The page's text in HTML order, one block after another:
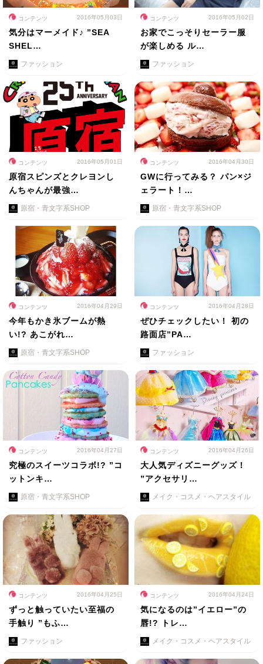
コンテンツ 2016年05月03日
気分はマーメイド♪ ”SEA
SHEL…
ファッション
コンテンツ 2016年05月02日
お家でこっそりセーラー服
が楽しめる ル…
ファッション
コンテンツ 2016年05月01日
原宿スピンズとクレヨンし
んちゃんが最強…
原宿・青文字系SHOP
コンテンツ 2016年04月30日
GWに行ってみる？ パン×ジ
ェラート！…
原宿・青文字系SHOP
コンテンツ 2016年04月29日
今年もかき氷ブームが熱
い!? あこがれ…
原宿・青文字系SHOP
コンテンツ 2016年04月28日
ぜひチェックしたい！ 初の
路面店”PA…
ファッション
コンテンツ 2016年04月27日
究極のスイーツコラボ!? ”コ
ットンキ…
原宿・青文字系SHOP
コンテンツ 2016年04月26日
大人気ディズニーグッズ！
”アクセサリ…
メイク・コスメ・ヘアスタイル
コンテンツ 2016年04月25日
ずっと触っていたい至福の
手触り ”もふ…
ファッション
コンテンツ 2016年04月24日
気になるのは”イエロー”の
唇!? トレ…
メイク・コスメ・ヘアスタイル